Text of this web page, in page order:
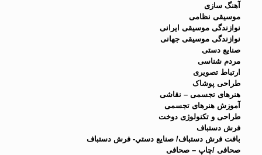
آهنگ سازی
موسيقی نظامی
نوازندگی موسيقی ايرانی
نوازندگی موسيقی جهانی
صنایع دستی
مردم شناسی
ارتباط تصویری
طراحی پوشاک
هنرهای تجسمی – نقاشی
آموزش هنرهای تجسمی
طراحی و تکنولوژی دوخت
فرش دستباف
بافت فرش دستباف/ صنايع دستي- فرش دستباف
صحافی /چاپ – صحافی